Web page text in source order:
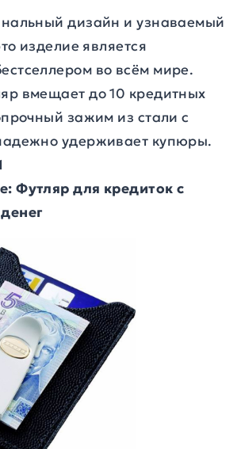
дизайн и узнаваемый
изделие является
во всём мире.
вмещает до 10 кредитных
зажим из стали с
удерживает купюры.
Футляр для кредиток с